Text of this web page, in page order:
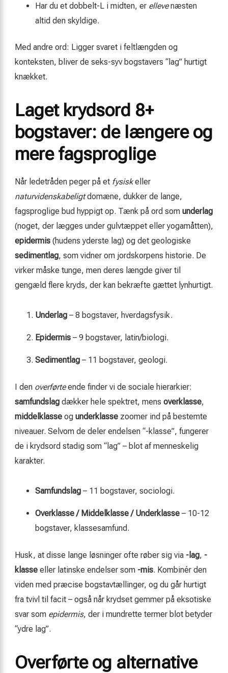
Har du et dobbelt-L i midten, er ellevenæsten
altid den skyldige.
Med andre ord: Ligger svaret i feltlængden og
konteksten, bliver de seks-syv bogstavers “lag” hurtigt
knækket.
Laget krydsord 8+
bogstaver: de længere og
mere fagsproglige
Når ledetråden peger på et fysiskeller
naturvidenskabeligtdomæne, dukker de lange,
fagsproglige bud hyppigt op. Tænk på ord som underlag
(noget, der lægges under gulvtæppet eller yogamåtten),
epidermis (hudens yderste lag) og det geologiske
sedimentlag, som vidner om jordskorpens historie. De
virker måske tunge, men deres længde giver til
gengæld flere kryds, der kan bekræfte gættet lynhurtigt.
Underlag – 8 bogstaver, hverdagsfysik.
Epidermis – 9 bogstaver, latin/biologi.
Sedimentlag – 11 bogstaver, geologi.
I den overførteende finder vi de sociale hierarkier:
samfundslag dækker hele spektret, mens overklasse,
middelklasse og underklasse zoomer ind på bestemte
niveauer. Selvom de deler endelsen “-klasse”, fungerer
de i krydsord stadig som “lag” – blot af menneskelig
karakter.
Samfundslag – 11 bogstaver, sociologi.
Overklasse / Middelklasse / Underklasse – 10-12
bogstaver, klassesamfund.
Husk, at disse lange løsninger ofte røber sig via -lag, -
klasse eller latinske endelser som -mis. Kombinér den
viden med præcise bogstavtællinger, og du går hurtigt
fra tvivl til facit – også når krydset gemmer på eksotiske
svar som epidermis, der i mundrette termer blot betyder
“ydre lag”.
Overførte og alternative